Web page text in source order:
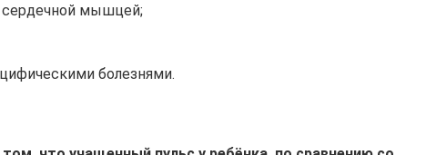
мышцей;
болезнями.